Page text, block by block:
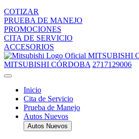
COTIZAR
PRUEBA DE MANEJO
PROMOCIONES
CITA DE SERVICIO
ACCESORIOS
MITSUBISHI
MITSUBISHI CÓRDOBA 2717129006
Inicio
Cita de Servicio
Prueba de Manejo
Autos Nuevos
Autos Nuevos